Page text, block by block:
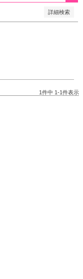
詳細検索
1 件中 1 -1 件表示